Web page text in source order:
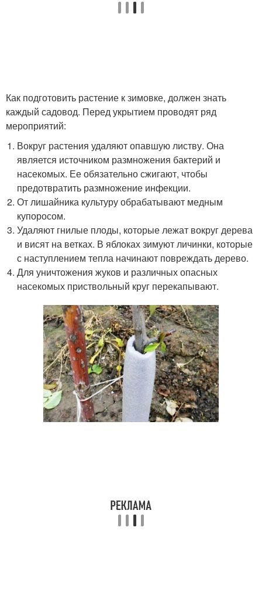
Как подготовить растение к зимовке, должен знать
каждый садовод. Перед укрытием проводят ряд
мероприятий:
Вокруг растения удаляют опавшую листву. Она
является источником размножения бактерий и
насекомых. Ее обязательно сжигают, чтобы
предотвратить размножение инфекции.
От лишайника культуру обрабатывают медным
купоросом.
Удаляют гнилые плоды, которые лежат вокруг дерева
и висят на ветках. В яблоках зимуют личинки, которые
с наступлением тепла начинают повреждать дерево.
Для уничтожения жуков и различных опасных
насекомых приствольный круг перекапывают.